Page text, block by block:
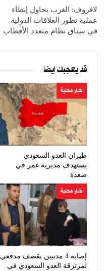
لافروف: الغرب يحاول إبطاء
عملية تطور العلاقات الدولية
في سياق نظام متعدد الأقطاب
قد يعجبك ايضا
اخبار محلية
طيران العدو السعودي
يستهدف مديرية غمر في
صعدة
اخبار محلية
إصابة 4 مدنيين بقصف مدفعي
لمرتزقة العدو السعودي في